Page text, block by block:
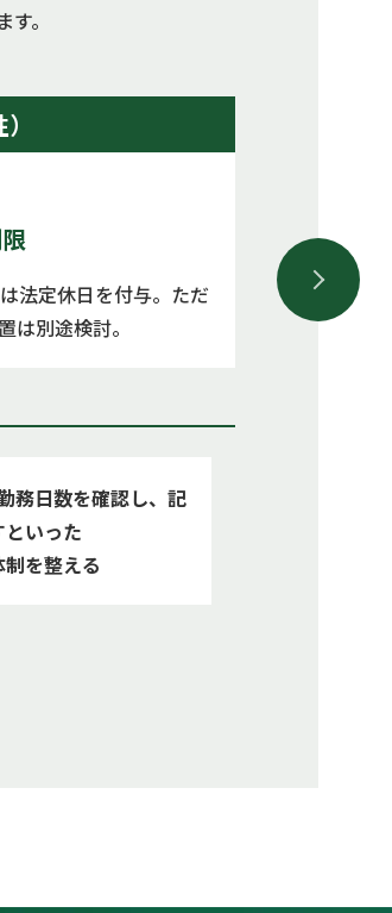
。
法定休日を付与。ただ
は別途検討。
務日数を確認し、記
いった
を整える